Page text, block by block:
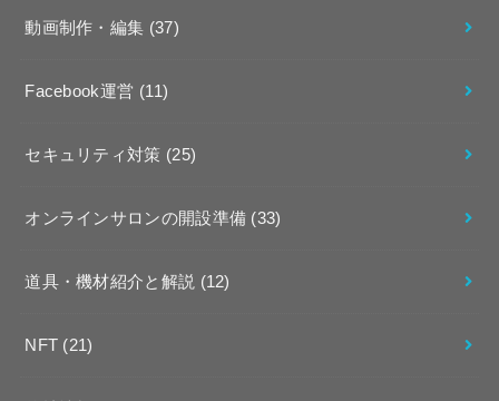
動画制作・編集 (37)
Facebook運営 (11)
セキュリティ対策 (25)
オンラインサロンの開設準備 (33)
道具・機材紹介と解説 (12)
NFT (21)